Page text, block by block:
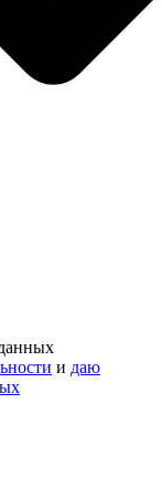
и даю